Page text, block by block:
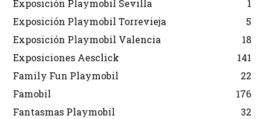
Exposición Playmobil Sevilla
1
Exposición Playmobil Torrevieja
5
Exposición Playmobil Valencia
18
Exposiciones Aesclick
141
Family Fun Playmobil
22
Famobil
176
Fantasmas Playmobil
32